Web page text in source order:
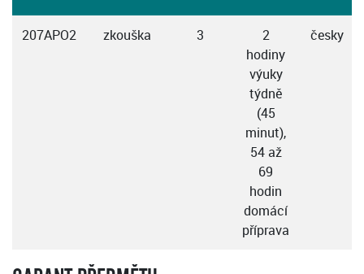
207APO2 zkouška 3
2
hodiny
výuky
týdně
(45
minut),
54 až
69
hodin
domácí
příprava
česky